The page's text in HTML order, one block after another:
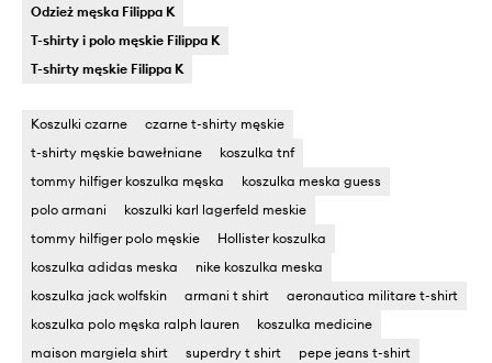
Odzież męska Filippa K
T-shirty i polo męskie Filippa K
T-shirty męskie Filippa K
Koszulki czarne
czarne t-shirty męskie
t-shirty męskie bawełniane
koszulka tnf
tommy hilfiger koszulka męska
koszulka meska guess
polo armani
koszulki karl lagerfeld meskie
tommy hilfiger polo męskie
Hollister koszulka
koszulka adidas meska
nike koszulka meska
koszulka jack wolfskin
armani t shirt
aeronautica militare t-shirt
koszulka polo męska ralph lauren
koszulka medicine
maison margiela shirt
superdry t shirt pepe jeans t-shirt